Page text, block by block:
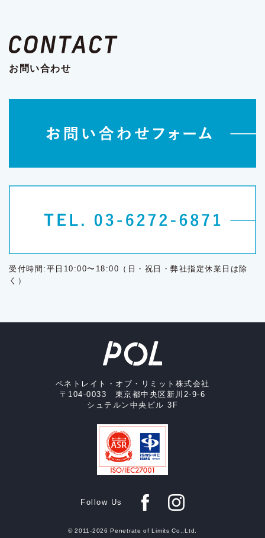
お問い合わせ
受付時間:平日10:00〜18:00（日・祝日・弊社指定休業日は除
く）
ペネトレイト・オブ・リミット株式会社
〒104-0033 東京都中央区新川2-9-6
シュテルン中央ビル 3F
Follow Us
© 2011-2026 Penetrate of Limits Co.,Ltd.